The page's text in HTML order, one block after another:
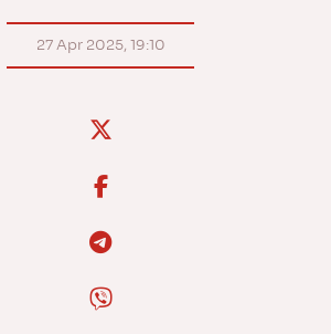
27 Apr 2025, 19:10